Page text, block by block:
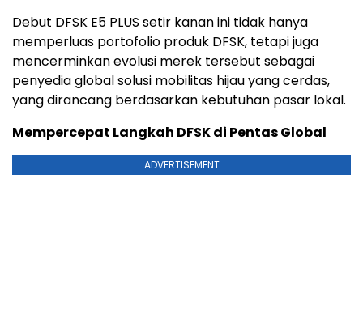
Debut DFSK E5 PLUS setir kanan ini tidak hanya
memperluas portofolio produk DFSK, tetapi juga
mencerminkan evolusi merek tersebut sebagai
penyedia global solusi mobilitas hijau yang cerdas,
yang dirancang berdasarkan kebutuhan pasar lokal.
Mempercepat Langkah DFSK di Pentas Global
ADVERTISEMENT